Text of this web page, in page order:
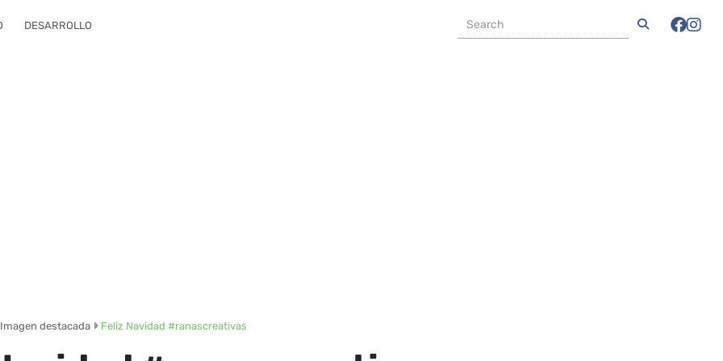
DESARROLLO
Imagen destacada Feliz Navidad #ranascreativas